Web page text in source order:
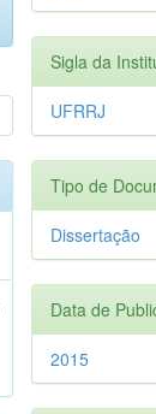
Sigla da
UFRRJ
Tipo de
Dissertação
Data de
2015